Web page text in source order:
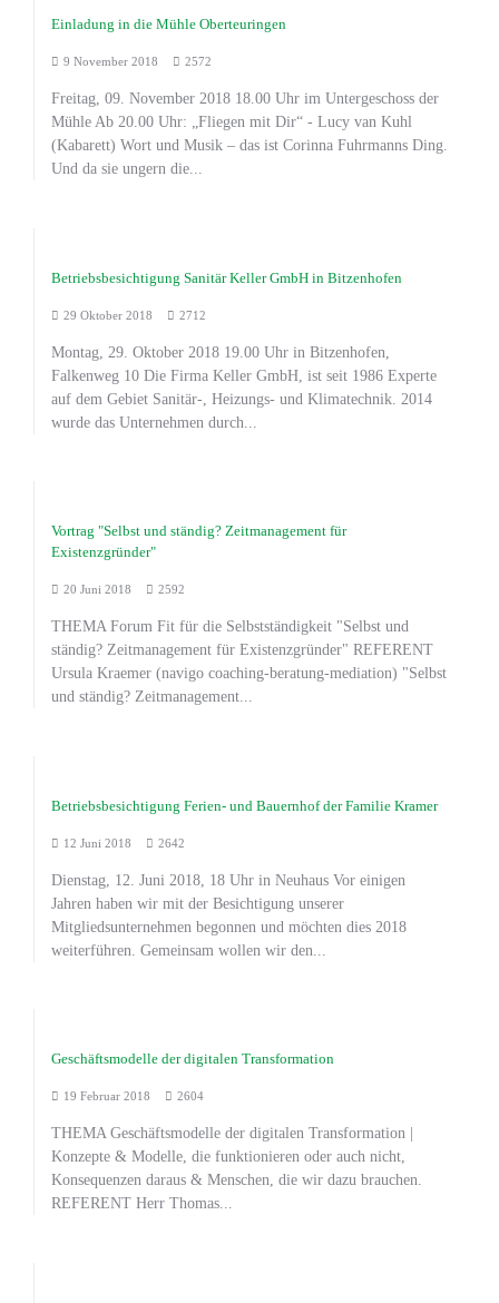
Einladung in die Mühle Oberteuringen
9 November 2018 2572
Freitag, 09. November 2018 18.00 Uhr im Untergeschoss der
Mühle Ab 20.00 Uhr: „Fliegen mit Dir“ - Lucy van Kuhl
(Kabarett) Wort und Musik – das ist Corinna Fuhrmanns Ding.
Und da sie ungern die...
Betriebsbesichtigung Sanitär Keller GmbH in Bitzenhofen
29 Oktober 2018 2712
Montag, 29. Oktober 2018 19.00 Uhr in Bitzenhofen,
Falkenweg 10 Die Firma Keller GmbH, ist seit 1986 Experte
auf dem Gebiet Sanitär-, Heizungs- und Klimatechnik. 2014
wurde das Unternehmen durch...
Vortrag "Selbst und ständig? Zeitmanagement für
Existenzgründer"
20 Juni 2018 2592
THEMA Forum Fit für die Selbstständigkeit "Selbst und
ständig? Zeitmanagement für Existenzgründer" REFERENT
Ursula Kraemer (navigo coaching-beratung-mediation) "Selbst
und ständig? Zeitmanagement...
Betriebsbesichtigung Ferien- und Bauernhof der Familie Kramer
12 Juni 2018 2642
Dienstag, 12. Juni 2018, 18 Uhr in Neuhaus Vor einigen
Jahren haben wir mit der Besichtigung unserer
Mitgliedsunternehmen begonnen und möchten dies 2018
weiterführen. Gemeinsam wollen wir den...
Geschäftsmodelle der digitalen Transformation
19 Februar 2018 2604
THEMA Geschäftsmodelle der digitalen Transformation |
Konzepte & Modelle, die funktionieren oder auch nicht,
Konsequenzen daraus & Menschen, die wir dazu brauchen.
REFERENT Herr Thomas...